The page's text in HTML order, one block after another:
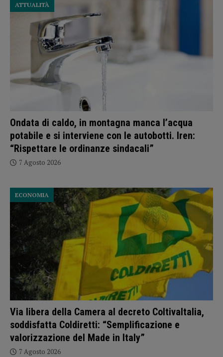
Ondata di caldo, in montagna manca l’acqua
potabile e si interviene con le autobotti. Iren:
“Rispettare le ordinanze sindacali”
ATTUALITÀ
7 Agosto 2026
Via libera della Camera al decreto ColtivaItalia,
soddisfatta Coldiretti: “Semplificazione e
valorizzazione del Made in Italy”
ECONOMIA
7 Agosto 2026